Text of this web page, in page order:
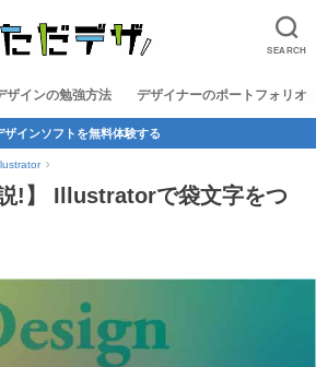
SEARCH
ザインの勉強方法 デザイナーのポートフォリオ
ザインソフトを無料体験する
説!】 Illustratorで袋文字をつ